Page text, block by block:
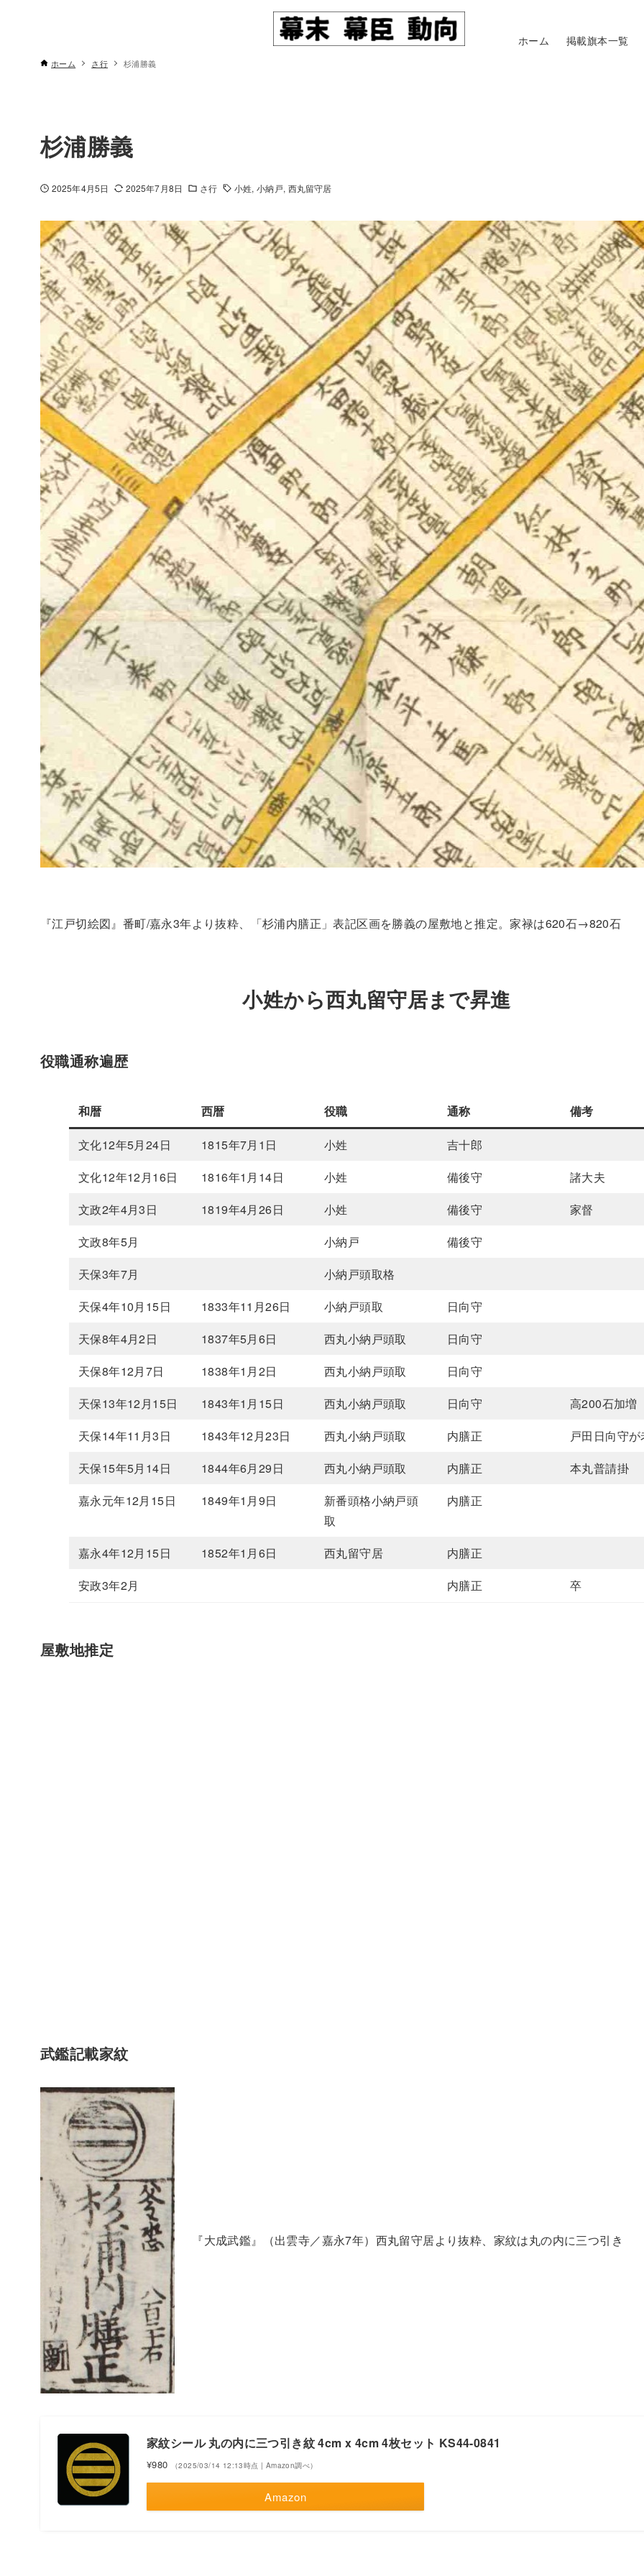
ホーム 掲載旗本一覧
ホーム さ行 杉浦勝義
杉浦勝義
2025年4月5日 2025年7月8日 さ行 小姓 小納戸 西丸留守居
『江戸切絵図』番町/嘉永3年より抜粋、「杉浦内膳正」表記区画を勝義の屋敷地と推定。家禄は620石→820石
小姓から西丸留守居まで昇進
役職通称遍歴
和暦 西暦 役職 通称 備考
文化12年5月24日 1815年7月1日 小姓
吉十郎
文化12年12月16日
1816年1月14日 小姓 備後守
諸大夫
文政2年4月3日
1819年4月26日 小姓 備後守
家督
文政8年5月
小納戸
備後守
天保3年7月
小納戸頭取格
天保4年10月15日
1833年11月26日 小納戸頭取
日向守
天保8年4月2日
1837年5月6日 西丸小納戸頭取
日向守
天保8年12月7日
1838年1月2日 西丸小納戸頭取
日向守
天保13年12月15日
1843年1月15日 西丸小納戸頭取 日向守
高200石加増
天保14年11月3日
1843年12月23日 西丸小納戸頭取 内膳正
戸田日向守
天保15年5月14日
1844年6月29日 西丸小納戸頭取 内膳正
本丸普請掛
嘉永元年12月15日
1849年1月9日
新番頭格小納戸頭
取
内膳正
嘉永4年12月15日 1852年1月6日 西丸留守居
内膳正
安政3年2月
内膳正 卒
屋敷地推定
武鑑記載家紋
『大成武鑑』（出雲寺／嘉永7年）西丸留守居より抜粋、家紋は丸の内に三つ引き
家紋シール 丸の内に三つ引き紋 4cm x 4cm 4枚セット KS44-0841
¥980 （2025/03/14 12:13時点 | Amazon調べ）
Amazon